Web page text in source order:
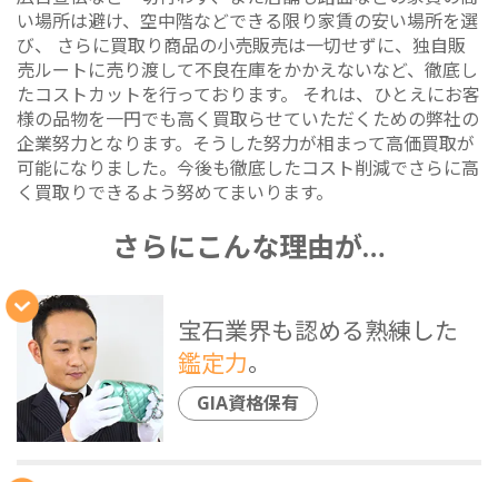
い場所は避け、空中階などできる限り家賃の安い場所を選
び、 さらに買取り商品の小売販売は一切せずに、独自販
売ルートに売り渡して不良在庫をかかえないなど、徹底し
たコストカットを行っております。 それは、ひとえにお客
様の品物を一円でも高く買取らせていただくための弊社の
企業努力となります。そうした努力が相まって高価買取が
可能になりました。今後も徹底したコスト削減でさらに高
く買取りできるよう努めてまいります。
さらにこんな理由が…
宝石業界も認める熟練した
鑑定力。
GIA資格保有